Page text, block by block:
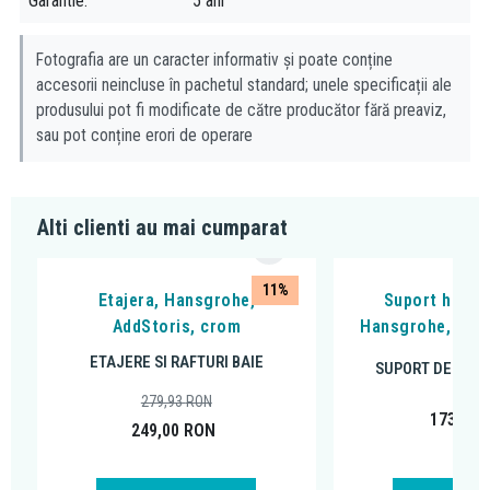
Fotografia are un caracter informativ și poate conține
accesorii neincluse în pachetul standard; unele specificații ale
produsului pot fi modificate de către producător fără preaviz,
sau pot conține erori de operare
Alti clienti au mai cumparat
11%
Etajera, Hansgrohe,
AddStoris, crom
ETAJERE SI RAFTURI BAIE
249,00 RON
279,93RON
Suport
Hansgrohe,
SUPORT DE
173,17